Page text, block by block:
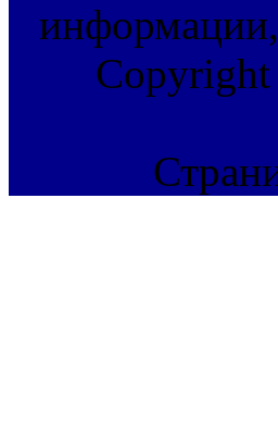
информации,
Copyright